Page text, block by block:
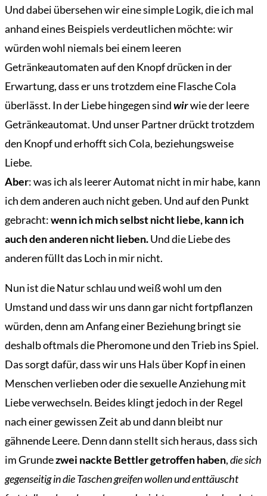
Und dabei übersehen wir eine simple Logik, die ich mal
anhand eines Beispiels verdeutlichen möchte: wir
würden wohl niemals bei einem leeren
Getränkeautomaten auf den Knopf drücken in der
Erwartung, dass er uns trotzdem eine Flasche Cola
überlässt. In der Liebe hingegen sindwirwie der leere
Getränkeautomat. Und unser Partner drückt trotzdem
den Knopf und erhofft sich Cola, beziehungsweise
Liebe.
Aber: was ich als leerer Automat nicht in mir habe, kann
ich dem anderen auch nicht geben. Und auf den Punkt
gebracht:wenn ich mich selbst nicht liebe, kann ich
auch den anderen nicht lieben.Und die Liebe des
anderen füllt das Loch in mir nicht.
Nun ist die Natur schlau und weiß wohl um den
Umstand und dass wir uns dann gar nicht fortpflanzen
würden, denn am Anfang einer Beziehung bringt sie
deshalb oftmals die Pheromone und den Trieb ins Spiel.
Das sorgt dafür, dass wir uns Hals über Kopf in einen
Menschen verlieben oder die sexuelle Anziehung mit
Liebe verwechseln. Beides klingt jedoch in der Regel
nach einer gewissen Zeit ab und dann bleibt nur
gähnende Leere. Denn dann stellt sich heraus, dass sich
im Grundezwei nackte Bettler getroffen haben,die sich
gegenseitig in die Taschen greifen wollen und enttäuscht